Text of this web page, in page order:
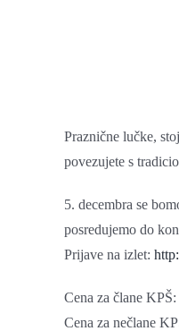
Praznične lučke,
povezujete s
5. decembra se
posredujemo do
Prijave na izlet:
Cena za člane
Cena za nečlane